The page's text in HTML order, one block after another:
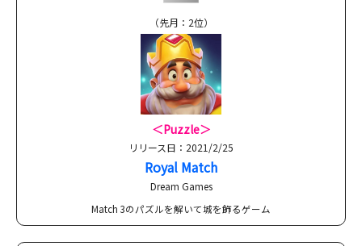
（先月：2位）
＜Puzzle＞
リリース日：2021/2/25
Royal Match
Dream Games
Match 3のパズルを解いて城を飾るゲーム